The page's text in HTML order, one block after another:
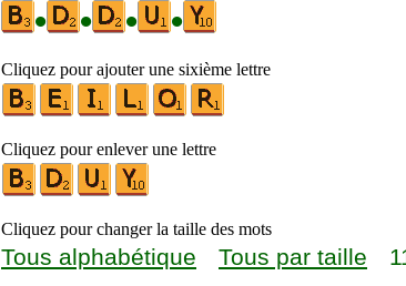
•
• • •
Cliquez pour ajouter une sixième lettre
Cliquez pour enlever une lettre
Cliquez pour changer la taille des mots
Tous alphabétique Tous par taille